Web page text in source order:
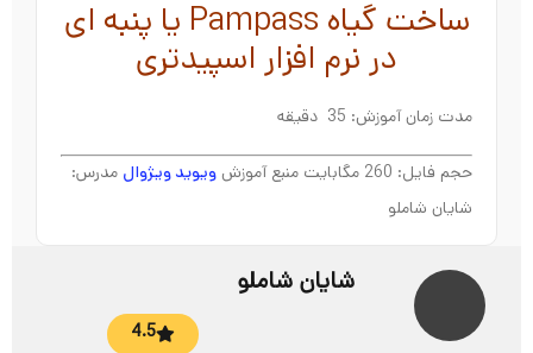
ساخت گیاه Pampass یا پنبه ای
در نرم افزار اسپیدتری
مدت زمان آموزش: 35 دقیقه
حجم فایل: 260 مگابایت منبع آموزش ویوید ویژوال مدرس:
شایان شاملو
شایان شاملو
4.5